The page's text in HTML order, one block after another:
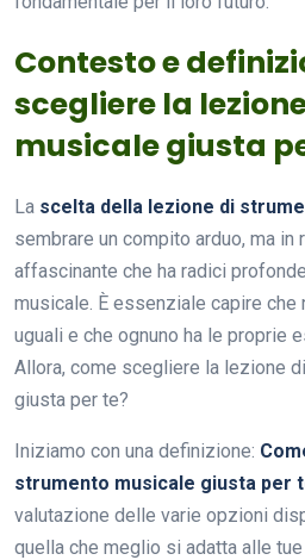
Contesto e
scegliere la
musicale giusta
La scelta della lezione di
sembrare un compito arduo, ma in
affascinante che ha radici
musicale. È essenziale capire
uguali e che ognuno ha le proprie
Allora, come scegliere la lezione
giusta per te?
Iniziamo con una definizione:
strumento musicale giusta per
valutazione delle varie opzioni
quella che meglio si adatta alle